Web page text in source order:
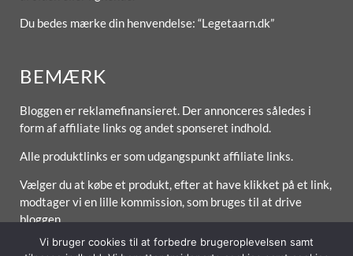
Du bedes mærke din henvendelse: “Legetaarn.dk”
BEMÆRK
Bloggen er reklamefinansieret. Der annonceres således i
form af affiliate links og andet sponseret indhold.
Alle produktlinks er som udgangspunkt affiliate links.
Vælger du at købe et produkt, efter at have klikket på et link,
modtager vi en lille kommission, som bruges til at drive
bloggen.
Vi bruger cookies til at forbedre brugeroplevelsen samt